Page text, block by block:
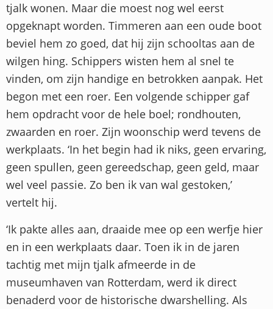
tjalk wonen. Maar die moest nog wel eerst
opgeknapt worden. Timmeren aan een oude boot
beviel hem zo goed, dat hij zijn schooltas aan de
wilgen hing. Schippers wisten hem al snel te
vinden, om zijn handige en betrokken aanpak. Het
begon met een roer. Een volgende schipper gaf
hem opdracht voor de hele boel; rondhouten,
zwaarden en roer. Zijn woonschip werd tevens de
werkplaats. ‘In het begin had ik niks, geen ervaring,
geen spullen, geen gereedschap, geen geld, maar
wel veel passie. Zo ben ik van wal gestoken,’
vertelt hij.
‘Ik pakte alles aan, draaide mee op een werfje hier
en in een werkplaats daar. Toen ik in de jaren
tachtig met mijn tjalk afmeerde in de
museumhaven van Rotterdam, werd ik direct
benaderd voor de historische dwarshelling. Als